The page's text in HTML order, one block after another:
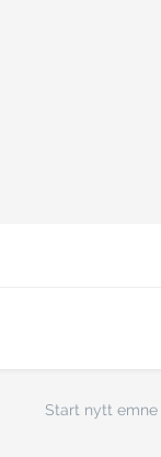
Start nytt emne